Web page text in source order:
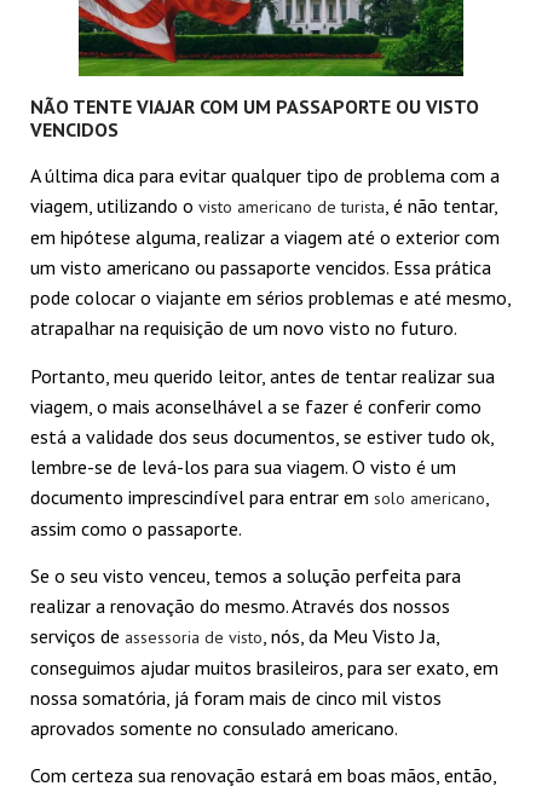
NÃO TENTE VIAJAR COM UM PASSAPORTE OU VISTO
VENCIDOS
A última dica para evitar qualquer tipo de problema com a
viagem, utilizando o visto americano de turista, é não tentar,
em hipótese alguma, realizar a viagem até o exterior com
um visto americano ou passaporte vencidos. Essa prática
pode colocar o viajante em sérios problemas e até mesmo,
atrapalhar na requisição de um novo visto no futuro.
Portanto, meu querido leitor, antes de tentar realizar sua
viagem, o mais aconselhável a se fazer é conferir como
está a validade dos seus documentos, se estiver tudo ok,
lembre-se de levá-los para sua viagem. O visto é um
documento imprescindível para entrar em solo americano
assim como o passaporte.
Se o seu visto venceu, temos a solução perfeita para
realizar a renovação do mesmo. Através dos nossos
serviços de assessoria de visto , nós, da Meu Visto Ja,
conseguimos ajudar muitos brasileiros, para ser exato, em
nossa somatória, já foram mais de cinco mil vistos
aprovados somente no consulado americano.
Com certeza sua renovação estará em boas mãos, então,